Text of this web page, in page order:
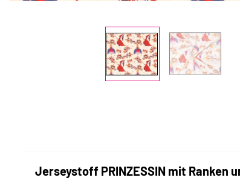
Jerseystoff PRINZESSIN mit Ranken